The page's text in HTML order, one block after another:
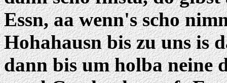
Essn, aa wenn's scho
Hohahausn bis zu uns is
dann bis um holba neine